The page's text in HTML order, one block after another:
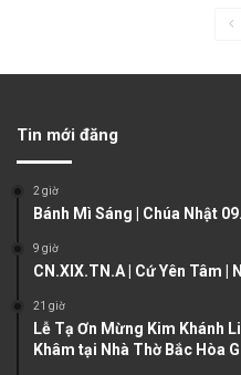
u
p
g
Tin mới đăng
2 giờ
Bánh Mì Sáng | Chúa Nhật
9 giờ
CN.XIX.TN.A | Cứ Yên Tâm |
21 giờ
Lễ Tạ Ơn Mừng Kim Khánh
Khâm tại Nhà Thờ Bắc Hòa